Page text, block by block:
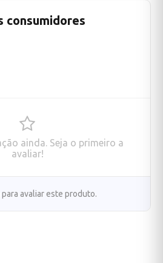
consumidores
ainda. Seja o primeiro a
avaliar!
para avaliar este produto.